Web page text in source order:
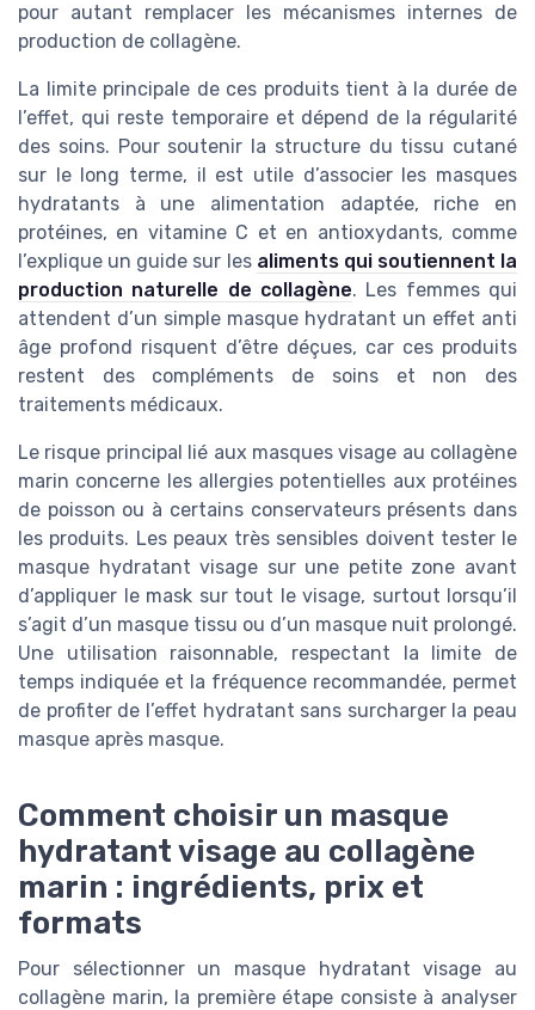
pour autant remplacer les mécanismes internes de
production de collagène.
La limite principale de ces produits tient à la durée de
l’effet, qui reste temporaire et dépend de la régularité
des soins. Pour soutenir la structure du tissu cutané
sur le long terme, il est utile d’associer les masques
hydratants à une alimentation adaptée, riche en
protéines, en vitamine C et en antioxydants, comme
l’explique un guide sur les aliments qui soutiennent la
production naturelle de collagène. Les femmes qui
attendent d’un simple masque hydratant un effet anti
âge profond risquent d’être déçues, car ces produits
restent des compléments de soins et non des
traitements médicaux.
Le risque principal lié aux masques visage au collagène
marin concerne les allergies potentielles aux protéines
de poisson ou à certains conservateurs présents dans
les produits. Les peaux très sensibles doivent tester le
masque hydratant visage sur une petite zone avant
d’appliquer le mask sur tout le visage, surtout lorsqu’il
s’agit d’un masque tissu ou d’un masque nuit prolongé.
Une utilisation raisonnable, respectant la limite de
temps indiquée et la fréquence recommandée, permet
de profiter de l’effet hydratant sans surcharger la peau
masque après masque.
Comment choisir un masque
hydratant visage au collagène
marin : ingrédients, prix et
formats
Pour sélectionner un masque hydratant visage au
collagène marin, la première étape consiste à analyser